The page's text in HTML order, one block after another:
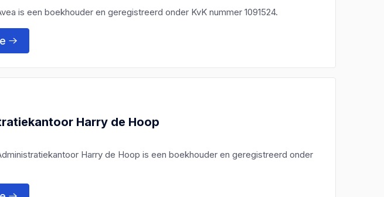
is een boekhouder en geregistreerd onder KvK nummer 1091524.
Harry de Hoop
Harry de Hoop is een boekhouder en geregistreerd onder